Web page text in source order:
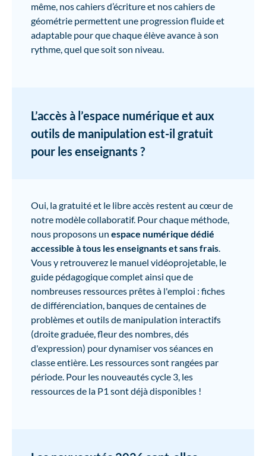
même, nos cahiers d’écriture et nos cahiers de
géométrie permettent une progression fluide et
adaptable pour que chaque élève avance à son
rythme, quel que soit son niveau.
L’accès à l’espace numérique et aux
outils de manipulation est-il gratuit
pour les enseignants ?
Oui, la gratuité et le libre accès restent au cœur de
notre modèle collaboratif. Pour chaque méthode,
nous proposons un espace numérique dédié
accessible à tous les enseignants et sans frais.
Vous y retrouverez le manuel vidéoprojetable, le
guide pédagogique complet ainsi que de
nombreuses ressources prêtes à l'emploi : fiches
de différenciation, banques de centaines de
problèmes et outils de manipulation interactifs
(droite graduée, fleur des nombres, dés
d'expression) pour dynamiser vos séances en
classe entière. Les ressources sont rangées par
période. Pour les nouveautés cycle 3, les
ressources de la P1 sont déjà disponibles !